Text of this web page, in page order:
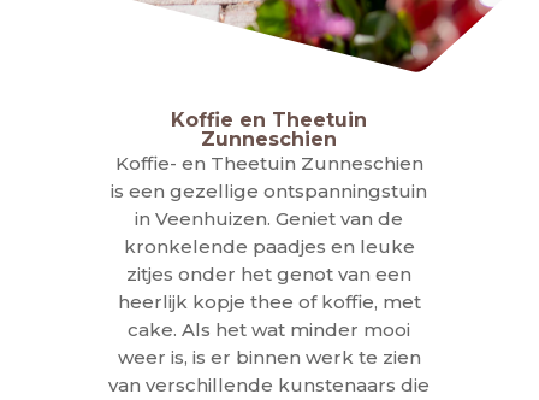
Koffie en Theetuin
Zunneschien
Koffie- en Theetuin Zunneschien
is een gezellige ontspanningstuin
in Veenhuizen. Geniet van de
kronkelende paadjes en leuke
zitjes onder het genot van een
heerlijk kopje thee of koffie, met
cake. Als het wat minder mooi
weer is, is er binnen werk te zien
van verschillende kunstenaars die